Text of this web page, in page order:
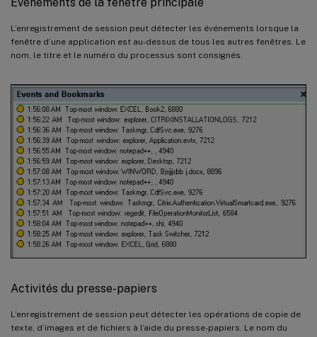
L’enregistrement de session peut détecter les événements lorsque la
fenêtre d’une application est au-dessus de tous les autres fenêtres. Le
nom, le titre et le numéro du processus sont consignés.
Activités du presse-papiers
L’enregistrement de session peut détecter les opérations de copie de
texte, d’images et de fichiers à l’aide du presse-papiers. Le nom du